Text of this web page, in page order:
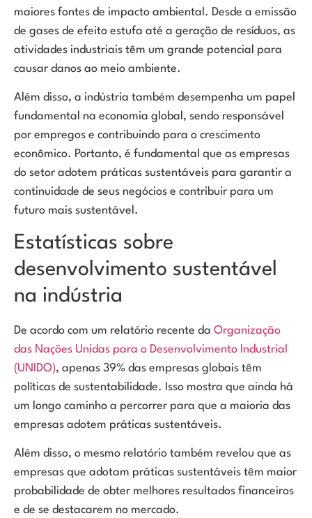
maiores fontes de impacto ambiental. Desde a emissão
de gases de efeito estufa até a geração de resíduos, as
atividades industriais têm um grande potencial para
causar danos ao meio ambiente.
Além disso, a indústria também desempenha um papel
fundamental na economia global, sendo responsável
por empregos e contribuindo para o crescimento
econômico. Portanto, é fundamental que as empresas
do setor adotem práticas sustentáveis para garantir a
continuidade de seus negócios e contribuir para um
futuro mais sustentável.
Estatísticas sobre
desenvolvimento sustentável
na indústria
De acordo com um relatório recente da Organização
das Nações Unidas para o Desenvolvimento Industrial
(UNIDO), apenas 39% das empresas globais têm
políticas de sustentabilidade. Isso mostra que ainda há
um longo caminho a percorrer para que a maioria das
empresas adotem práticas sustentáveis.
Além disso, o mesmo relatório também revelou que as
empresas que adotam práticas sustentáveis têm maior
probabilidade de obter melhores resultados financeiros
e de se destacarem no mercado.